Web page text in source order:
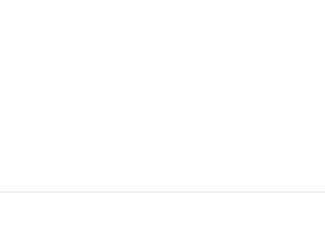
à consumação